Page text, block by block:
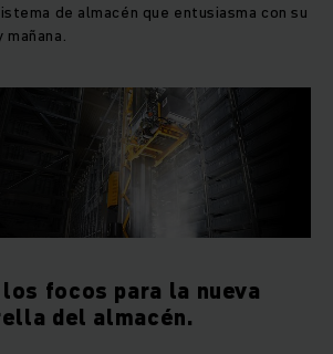
de almacén que entusiasma con su
los focos para la nueva
del almacén.